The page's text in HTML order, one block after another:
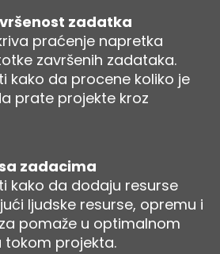
zadatka
praćenje napretka
završenih zadataka.
kako da procene koliko je
prate projekte kroz
zadacima
kako da dodaju resurse
ljudske resurse, opremu i
pomaže u optimalnom
tokom projekta.